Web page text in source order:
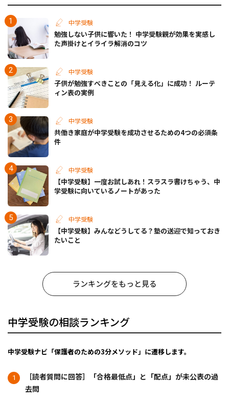
中学受験
勉強しない子供に響いた！ 中学受験親が効果を実感し
た声掛けとイライラ解消のコツ
中学受験
子供が勉強すべきことの「見える化」に成功！ ルーテ
ィン表の実例
中学受験
共働き家庭が中学受験を成功させるための4つの必須条
件
中学受験
【中学受験】一度お試しあれ！スラスラ書けちゃう、中
学受験に向いているノートがあった
中学受験
【中学受験】みんなどうしてる？塾の送迎で知っておき
たいこと
ランキングをもっと見る
中学受験の相談ランキング
中学受験ナビ「保護者のための3分メソッド」に遷移します。
［読者質問に回答］「合格最低点」と「配点」が未公表の過
去問